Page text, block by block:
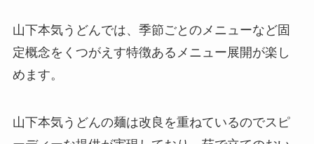
山下本気うどんでは、季節ごとのメニューなど固
定概念をくつがえす特徴あるメニュー展開が楽し
めます。
山下本気うどんの麺は改良を重ねているのでスピ